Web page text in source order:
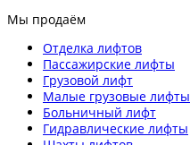
Мы продаём
Отделка лифтов
Пассажирские лифты
Грузовой лифт
Малые грузовые лифты
Больничный лифт
Гидравлические лифты